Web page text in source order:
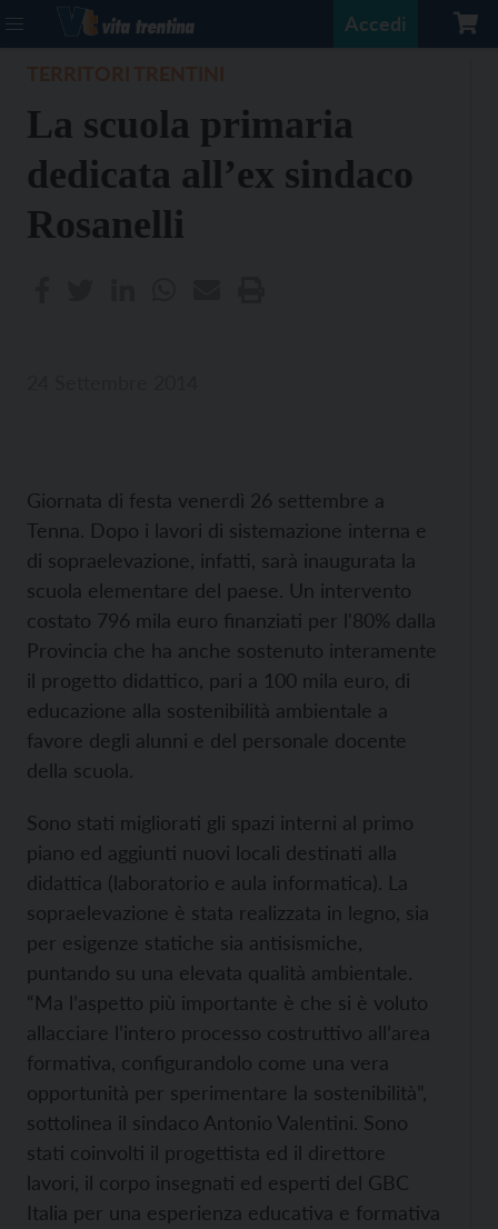
Accedi
La scuola primaria
dedicata all’ex sindaco
Rosanelli
Giornata di festa venerdì 26 settembre a
Tenna. Dopo i lavori di sistemazione interna e
di sopraelevazione, infatti, sarà inaugurata la
scuola elementare del paese. Un intervento
costato 796 mila euro finanziati per l'80% dalla
Provincia che ha anche sostenuto interamente
il progetto didattico, pari a 100 mila euro, di
educazione alla sostenibilità ambientale a
favore degli alunni e del personale docente
della scuola.
Sono stati migliorati gli spazi interni al primo
piano ed aggiunti nuovi locali destinati alla
didattica (laboratorio e aula informatica). La
sopraelevazione è stata realizzata in legno, sia
per esigenze statiche sia antisismiche,
puntando su una elevata qualità ambientale.
“Ma l’aspetto più importante è che si è voluto
allacciare l’intero processo costruttivo all’area
formativa, configurandolo come una vera
opportunità per sperimentare la sostenibilità”,
sottolinea il sindaco Antonio Valentini. Sono
stati coinvolti il progettista ed il direttore
lavori, il corpo insegnati ed esperti del GBC
Italia per una esperienza educativa e formativa